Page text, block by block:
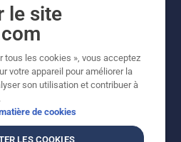
Tous droits réservés. Les prix
vente conseillés. Photos non
prix indiqués sont des prix de
un achat direct.
le site
tous les cookies », vous acceptez
votre appareil pour améliorer la
son utilisation et contribuer à
de cookies
LES COOKIES